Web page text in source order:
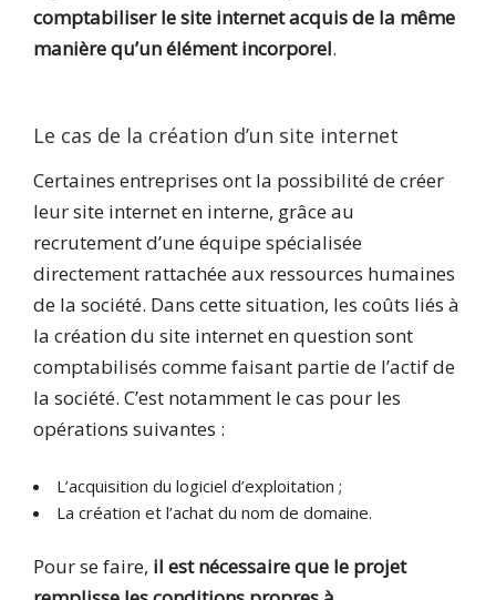
comptabiliser le site internet acquis de la même
manière qu’un élément incorporel.
Le cas de la création d’un site internet
Certaines entreprises ont la possibilité de créer
leur site internet en interne, grâce au
recrutement d’une équipe spécialisée
directement rattachée aux ressources humaines
de la société. Dans cette situation, les coûts liés à
la création du site internet en question sont
comptabilisés comme faisant partie de l’actif de
la société. C’est notamment le cas pour les
opérations suivantes :
L’acquisition du logiciel d’exploitation ;
La création et l’achat du nom de domaine.
Pour se faire, il est nécessaire que le projet